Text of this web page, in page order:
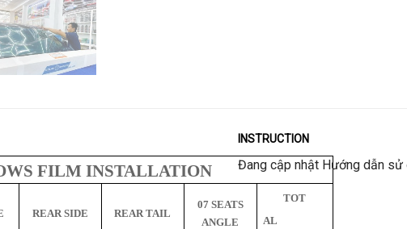
FILM INSTALLATION
REAR SIDE REAR TAIL
07 SEATS
ANGLE
TOT
AL
INSTRUCTION
Đang cập nhật Hướng dẫn sử